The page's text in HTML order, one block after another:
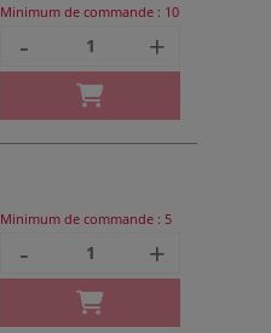
Minimum de commande : 10
- +
Minimum de commande : 5
- +